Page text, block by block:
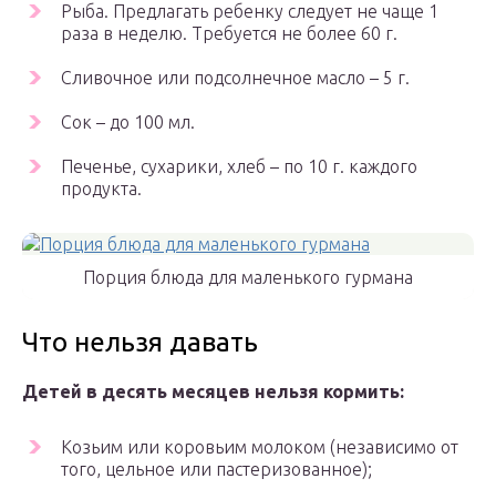
Рыба. Предлагать ребенку следует не чаще 1
раза в неделю. Требуется не более 60 г.
Сливочное или подсолнечное масло – 5 г.
Сок – до 100 мл.
Печенье, сухарики, хлеб – по 10 г. каждого
продукта.
Порция блюда для маленького гурмана
Что нельзя давать
Детей в десять месяцев нельзя кормить:
Козьим или коровьим молоком (независимо от
того, цельное или пастеризованное);